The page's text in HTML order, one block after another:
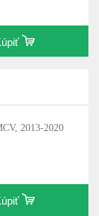
2013-2020